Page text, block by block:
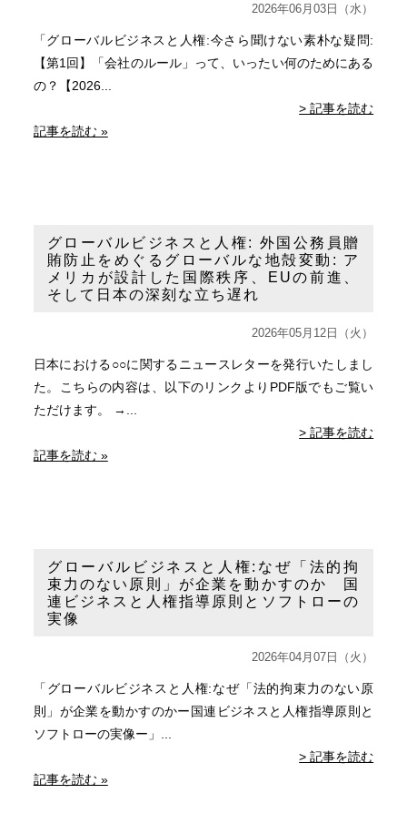
2026年06月03日（水）
「グローバルビジネスと人権:今さら聞けない素朴な疑問:
【第1回】「会社のルール」って、いったい何のためにある
の？【2026...
> 記事を読む
記事を読む »
グローバルビジネスと人権: 外国公務員贈
賄防止をめぐるグローバルな地殻変動: ア
メリカが設計した国際秩序、EUの前進、
そして日本の深刻な立ち遅れ
2026年05月12日（火）
日本における○○に関するニュースレターを発行いたしまし
た。こちらの内容は、以下のリンクよりPDF版でもご覧い
ただけます。 →...
> 記事を読む
記事を読む »
グローバルビジネスと人権:なぜ「法的拘
束力のない原則」が企業を動かすのか 国
連ビジネスと人権指導原則とソフトローの
実像
2026年04月07日（火）
「グローバルビジネスと人権:なぜ「法的拘束力のない原
則」が企業を動かすのかー国連ビジネスと人権指導原則と
ソフトローの実像ー」...
> 記事を読む
記事を読む »